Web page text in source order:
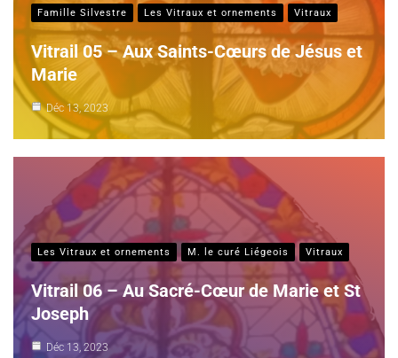
Famille Silvestre Les Vitraux et ornements Vitraux
Vitrail 05 – Aux Saints-Cœurs de Jésus et
Marie
Déc 13, 2023
Les Vitraux et ornements M. le curé Liégeois Vitraux
Vitrail 06 – Au Sacré-Cœur de Marie et St
Joseph
Déc 13, 2023